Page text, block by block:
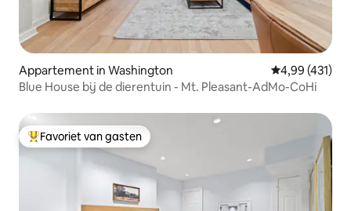
Appartement in Washington Gemiddelde
4,99 (431)
Blue House bij de dierentuin - Mt. Pleasant-AdMo-CoHi
Topfavoriet van gasten
Favoriet van gasten